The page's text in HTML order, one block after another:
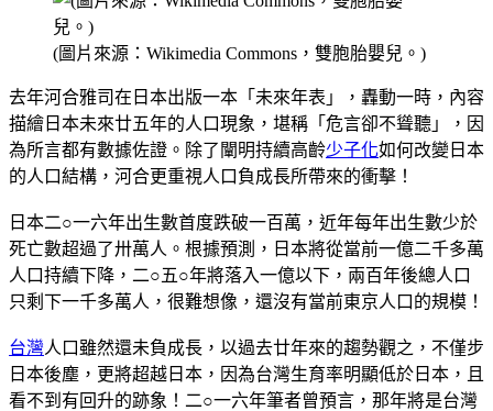
(圖片來源：Wikimedia Commons，雙胞胎嬰兒。)
去年河合雅司在日本出版一本「未來年表」，轟動一時，內容
描繪日本未來廿五年的人口現象，堪稱「危言卻不聳聽」，因
為所言都有數據佐證。除了闡明持續高齡少子化如何改變日本
的人口結構，河合更重視人口負成長所帶來的衝擊！
日本二○一六年出生數首度跌破一百萬，近年每年出生數少於
死亡數超過了卅萬人。根據預測，日本將從當前一億二千多萬
人口持續下降，二○五○年將落入一億以下，兩百年後總人口
只剩下一千多萬人，很難想像，還沒有當前東京人口的規模！
台灣人口雖然還未負成長，以過去廿年來的趨勢觀之，不僅步
日本後塵，更將超越日本，因為台灣生育率明顯低於日本，且
看不到有回升的跡象！二○一六年筆者曾預言，那年將是台灣